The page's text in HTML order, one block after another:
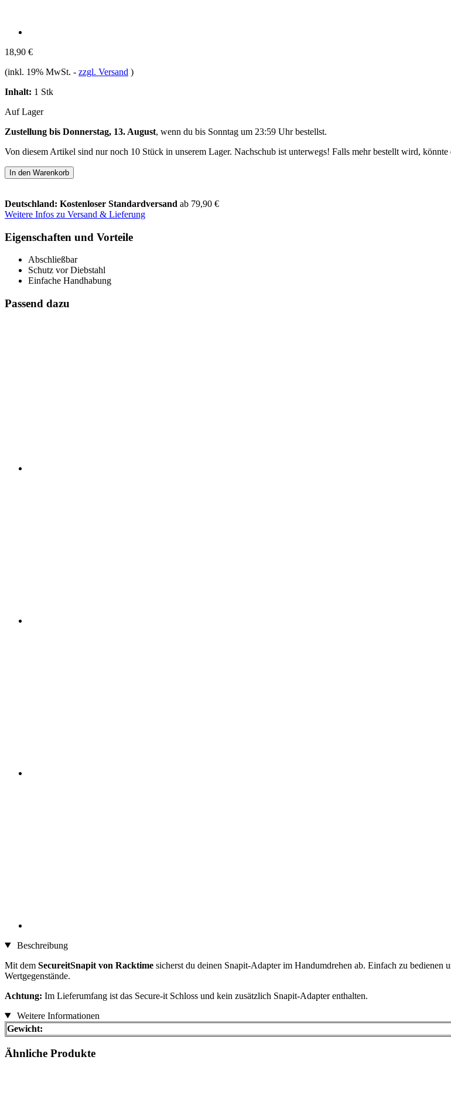
18,90 €
(inkl. 19% MwSt. - zzgl. Versand )
Inhalt: 1 Stk
Auf Lager
Zustellung bis Donnerstag, 13. August, wenn du bis Sonntag um 23:59 Uhrbestellst.
Von diesem Artikel sind nur noch 10 Stück in unserem Lager. Nachschub ist unterwegs! Falls mehr bestellt wird, könnte
In den Warenkorb
Deutschland: Kostenloser Standardversand ab 79,90 €
Weitere Infos zu Versand & Lieferung
Eigenschaften und Vorteile
Abschließbar
Schutz vor Diebstahl
Einfache Handhabung
Passend dazu
Beschreibung
Mit dem SecureitSnapit von Racktime sicherst du deinen Snapit-Adapter im Handumdrehen ab. Einfach zu
Wertgegenstände.
Achtung: Im Lieferumfang ist das Secure-it Schloss und kein zusätzlich Snapit-Adapter enthalten.
Weitere Informationen
Gewicht:
Ähnliche Produkte